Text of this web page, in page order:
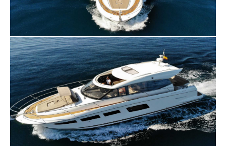
- Bröllop och förlovningar: Säg "ja" eller ställ frågan i
den mest fantastiska miljön.
- Företagsevenemang: Imponera på dina kunder
eller belöna ditt team med en sofistikerad
kryssning.
- Firande i grupp: Oavsett om det är en resa med
vänner eller en familjeutflykt finns det plats för alla.
Anpassningsbara extrafunktioner:
Vill du ta det till nästa nivå? Vi erbjuder full catering,